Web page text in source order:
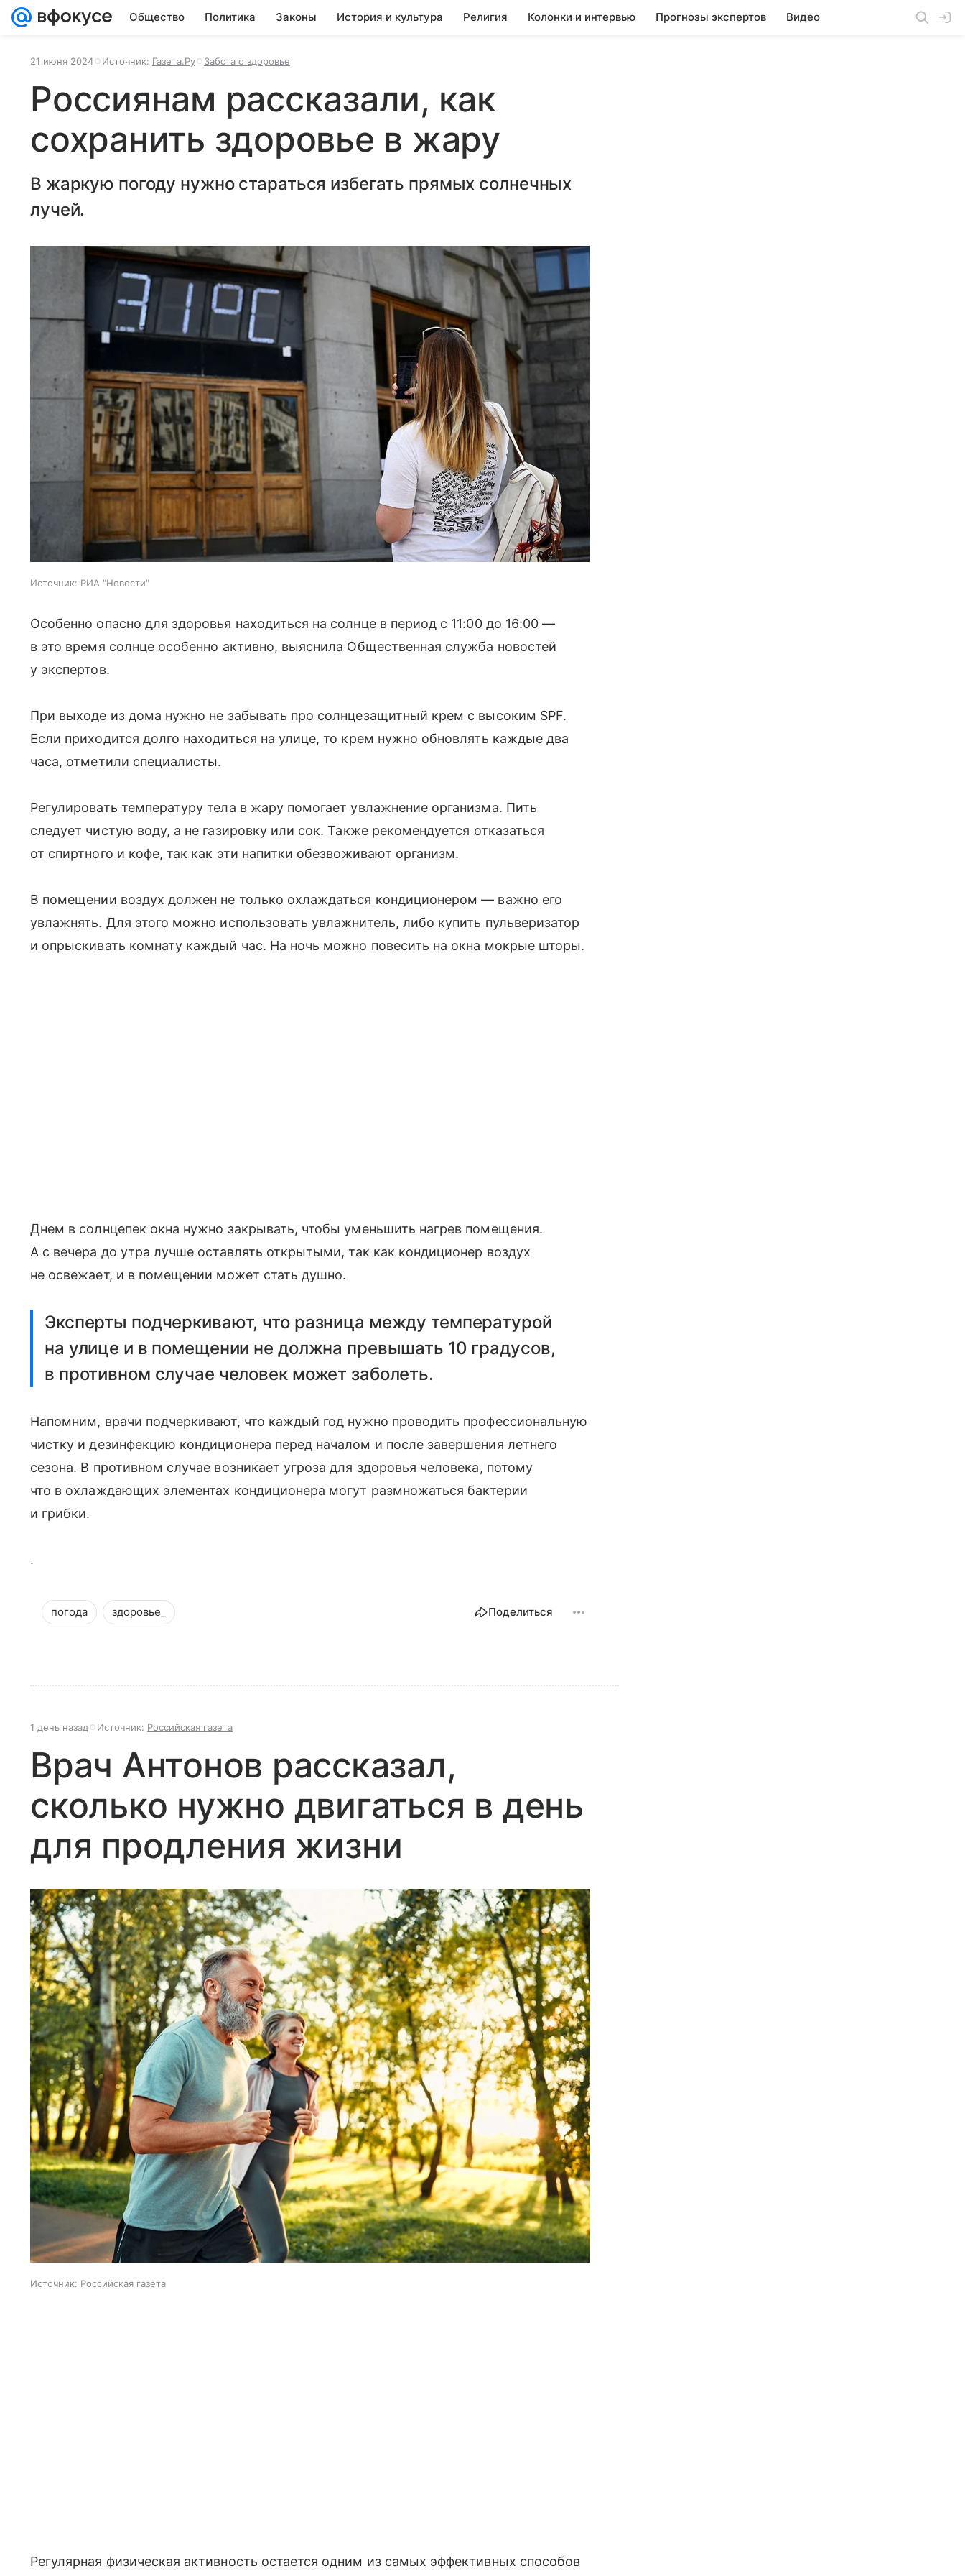
Общество Политика Законы История и культура Религия Колонки и интервью Прогнозы экспертов Видео
21 июня 2024 Источник: Газета.Ру Забота о здоровье
Россиянам рассказали, как
сохранить здоровье в жару
В жаркую погоду нужно стараться избегать прямых солнечных
лучей.
Источник: РИА "Новости"
Особенно опасно для здоровья находиться на солнце в период с 11:00 до 16:00 —
в это время солнце особенно активно, выяснила Общественная служба новостей
у экспертов.
При выходе из дома нужно не забывать про солнцезащитный крем с высоким SPF.
Если приходится долго находиться на улице, то крем нужно обновлять каждые два
часа, отметили специалисты.
Регулировать температуру тела в жару помогает увлажнение организма. Пить
следует чистую воду, а не газировку или сок. Также рекомендуется отказаться
от спиртного и кофе, так как эти напитки обезвоживают организм.
В помещении воздух должен не только охлаждаться кондиционером — важно его
увлажнять. Для этого можно использовать увлажнитель, либо купить пульверизатор
и опрыскивать комнату каждый час. На ночь можно повесить на окна мокрые шторы.
Днем в солнцепек окна нужно закрывать, чтобы уменьшить нагрев помещения.
А с вечера до утра лучше оставлять открытыми, так как кондиционер воздух
не освежает, и в помещении может стать душно.
Эксперты подчеркивают, что разница между температурой
на улице и в помещении не должна превышать 10 градусов,
в противном случае человек может заболеть.
Напомним, врачи подчеркивают, что каждый год нужно проводить профессиональную
чистку и дезинфекцию кондиционера перед началом и после завершения летнего
сезона. В противном случае возникает угроза для здоровья человека, потому
что в охлаждающих элементах кондиционера могут размножаться бактерии
и грибки.
.
погода здоровье_ Поделиться
1 день назад Источник: Российская газета
Врач Антонов рассказал,
сколько нужно двигаться в день
для продления жизни
Источник: Российская газета
Регулярная физическая активность остается одним из самых эффективных способов